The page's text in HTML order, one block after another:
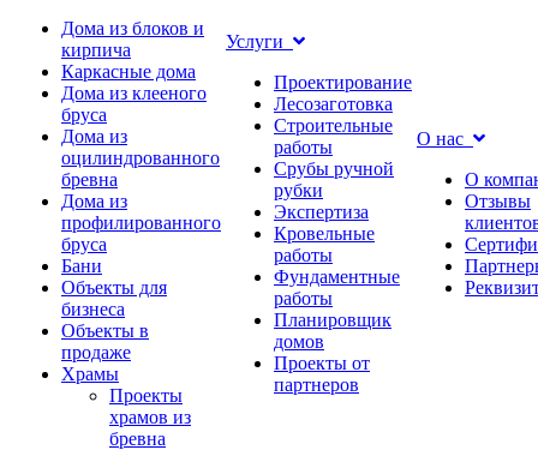
Дома из блоков и
кирпича
Каркасные дома
Дома из клееного
бруса
Дома из
оцилиндрованного
бревна
Дома из
профилированного
бруса
Бани
Объекты для
бизнеса
Объекты в
продаже
Храмы
Проекты
храмов из
бревна
Услуги
Проектирование
Лесозаготовка
Строительные
работы
Срубы ручной
рубки
Экспертиза
Кровельные
работы
Фундаментные
работы
Планировщик
домов
Проекты от
партнеров
О нас
О
Отзывы